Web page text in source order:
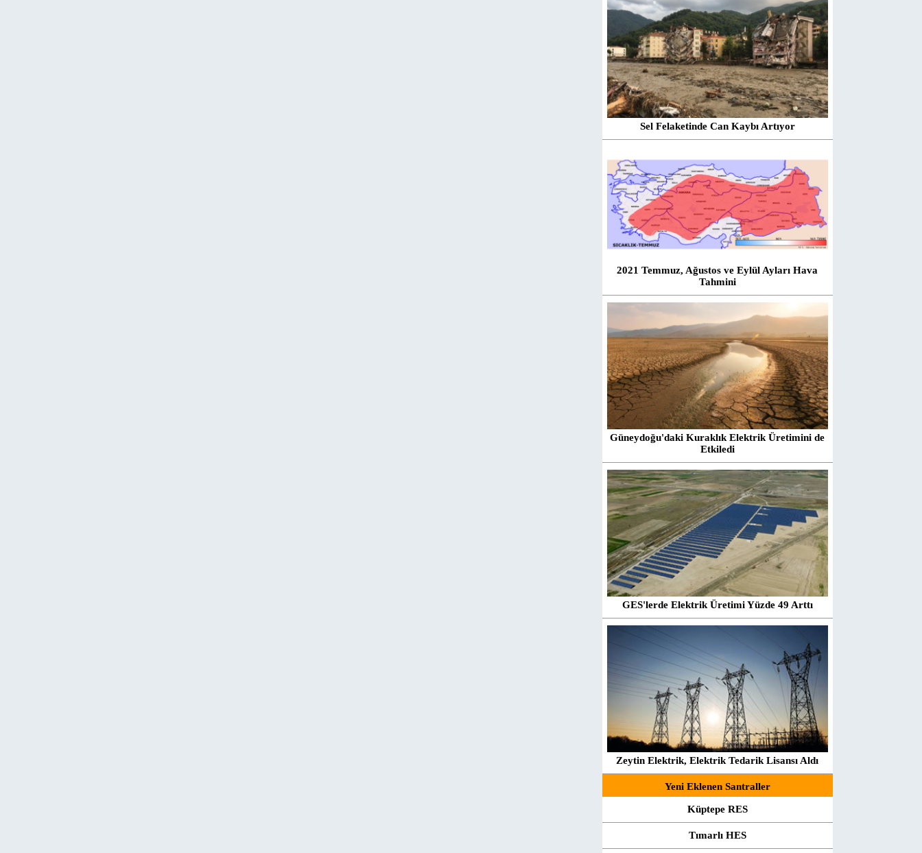
Sel Felaketinde Can Kaybı Artıyor
2021 Temmuz, Ağustos ve Eylül Ayları Hava
Tahmini
Güneydoğu'daki Kuraklık Elektrik Üretimini de
Etkiledi
GES'lerde Elektrik Üretimi Yüzde 49 Arttı
Zeytin Elektrik, Elektrik Tedarik Lisansı Aldı
Yeni Eklenen Santraller
Küptepe RES
Tımarlı HES